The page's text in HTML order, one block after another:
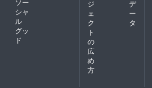
ソー
シャ
ル
グッ
ド
ジ
ェ
ク
ト
の
広
め
方
デ
ー
タ